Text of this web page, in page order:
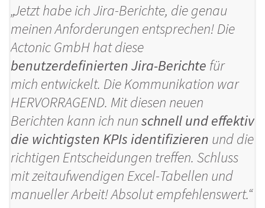
„Jetzt habe ich Jira-Berichte, die genau
meinen Anforderungen entsprechen! Die
Actonic GmbH hat diese
benutzerdefinierten Jira-Berichte für
mich entwickelt. Die Kommunikation war
HERVORRAGEND. Mit diesen neuen
Berichten kann ich nunschnell und effektiv
die wichtigsten KPIs identifizieren und die
richtigen Entscheidungen treffen. Schluss
mit zeitaufwendigen Excel-Tabellen und
manueller Arbeit! Absolut empfehlenswert.“